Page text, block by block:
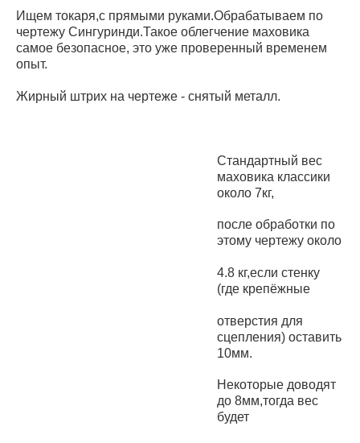
Ищем токаря,с прямыми руками.Обрабатываем по
чертежу Сингуринди.Такое облегчение маховика
самое безопасное, это уже проверенный временем
опыт.
Жирный штрих на чертеже - снятый металл.
Стандартный вес
маховика классики
около 7кг,
после обработки по
этому чертежу около
4.8 кг,если стенку
(где крепёжные
отверстия для
сцепления) оставить
10мм.
Некоторые доводят
до 8мм,тогда вес
будет